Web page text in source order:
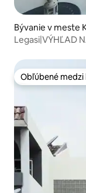
Bývanie v meste
Legasi|VÝHĽAD
Obľúbené
Obľúbené